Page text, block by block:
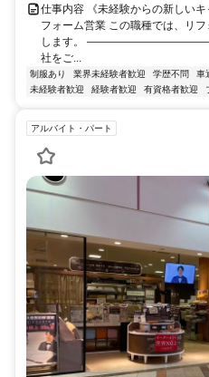
仕事内容 《未経験からの新しい
フォーム営業 この職種では、リ
します。
社をご...
制服あり 業界未経験者歓迎 学歴不問 車
未経験者歓迎
経験者歓迎 有資格者歓迎
アルバイト・パート